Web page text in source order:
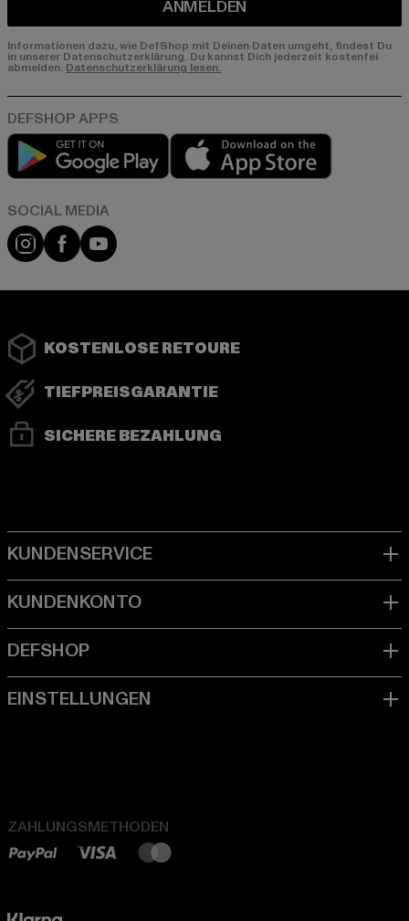
ANMELDEN
Informationen dazu, wie DefShop mit Deinen Daten umgeht, findest Du
in unserer Datenschutzerklärung. Du kannst Dich jederzeit kostenfei
abmelden. Datenschutzerklärung lesen.
Play market
Instagram
FacebookYouTube
KOSTENLOSE RETOURE
TIEFPREISGARANTIE
SICHERE BEZAHLUNG
ZAHLUNGSMETHODEN